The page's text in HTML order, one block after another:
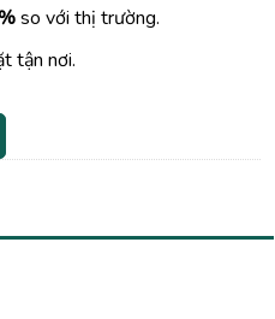
so với thị trường.
tận nơi.